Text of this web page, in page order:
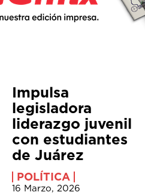
Impulsa
legisladora
liderazgo juvenil
con estudiantes
de Juárez
POLÍTICA
16 Marzo, 2026